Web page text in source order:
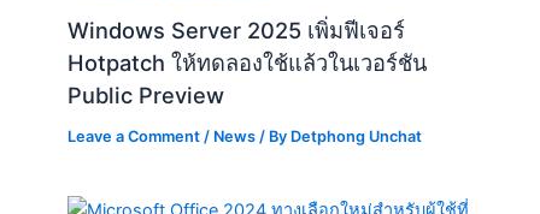
Windows Server 2025 เพิ่มฟีเจอร์
Hotpatch ให้ทดลองใช้แล้วในเวอร์ชัน
Public Preview
Leave a Comment / News / By Detphong Unchat